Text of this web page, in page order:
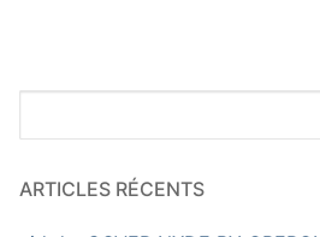
ARTICLES RÉCENTS